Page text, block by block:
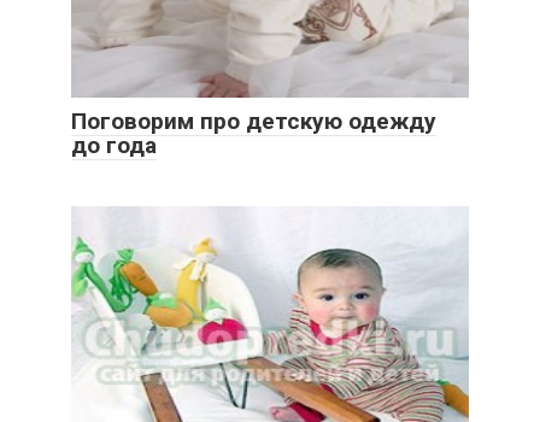
Поговорим про детскую одежду
до года